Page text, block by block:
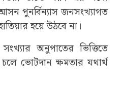
পুনর্বিন্যাস জনসংখ্যাগত
হয়ে উঠবে না।
অনুপাতের ভিত্তিতে
ভোটদান ক্ষমতার যথার্থ